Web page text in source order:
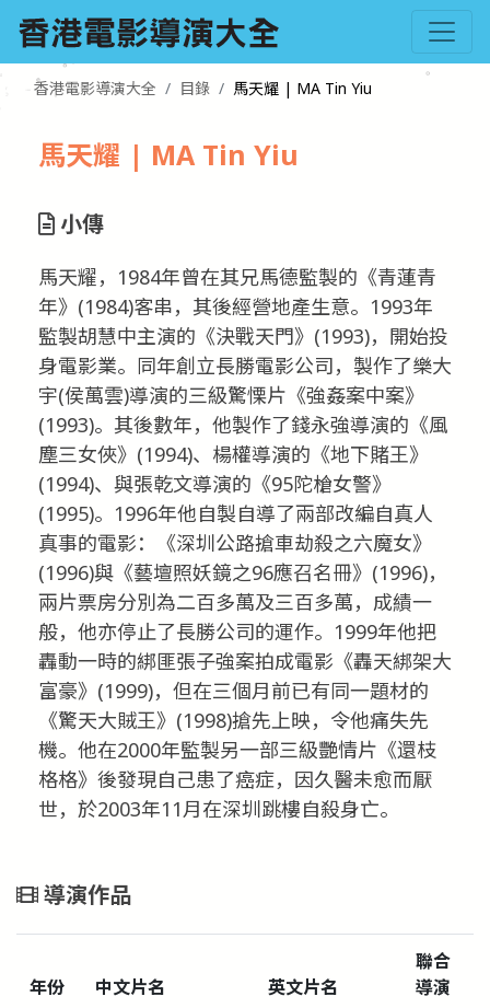
香港電影導演大全 目錄 馬天耀 | MA Tin Yiu
馬天耀 | MA Tin Yiu
小傳
馬天耀，1984年曾在其兄馬德監製的《青蓮青
年》(1984)客串，其後經營地產生意。1993年
監製胡慧中主演的《決戰天門》(1993)，開始投
身電影業。同年創立長勝電影公司，製作了樂大
宇(侯萬雲)導演的三級驚慄片《強姦案中案》
(1993)。其後數年，他製作了錢永強導演的《風
塵三女俠》(1994)、楊權導演的《地下賭王》
(1994)、與張乾文導演的《95陀槍女警》
(1995)。1996年他自製自導了兩部改編自真人
真事的電影：《深圳公路搶車劫殺之六魔女》
(1996)與《藝壇照妖鏡之96應召名冊》(1996)，
兩片票房分別為二百多萬及三百多萬，成績一
般，他亦停止了長勝公司的運作。1999年他把
轟動一時的綁匪張子強案拍成電影《轟天綁架大
富豪》(1999)，但在三個月前已有同一題材的
《驚天大賊王》(1998)搶先上映，令他痛失先
機。他在2000年監製另一部三級艷情片《還枝
格格》後發現自己患了癌症，因久醫未愈而厭
世，於2003年11月在深圳跳樓自殺身亡。
導演作品
年份 中文片名 英文片名
聯合
導演